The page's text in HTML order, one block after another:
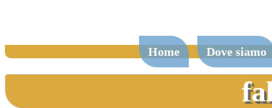
Home Dove siamo